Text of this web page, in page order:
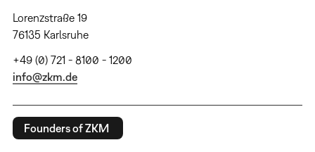
Lorenzstraße 19
76135 Karlsruhe
+49 (0) 721 - 8100 - 1200
info@zkm.de
Founders of ZKM